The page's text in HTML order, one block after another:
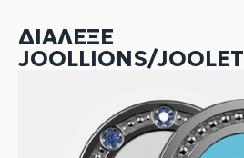
ΔΙΆΛΕΞΕ
JOOLLIONS/JOOLET